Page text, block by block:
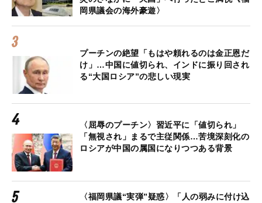
岡県議会の海外豪遊〉
プーチンの絶望「もはや頼れるのは金正恩だ
け」…中国に値切られ、インドに振り回され
る“大国ロシア”の悲しい現実
〈屈辱のプーチン〉習近平に「値切られ」
「無視され」まるで主従関係…苦境深刻化の
ロシアが中国の属国になりつつある背景
〈福岡県議“実弾”疑惑〉「人の弱みに付け込